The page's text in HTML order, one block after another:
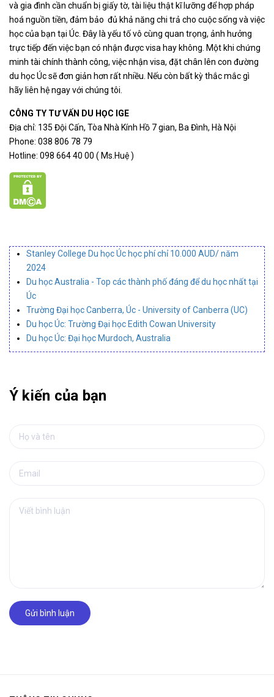
và gia đình cần chuẩn bị giấy tờ, tài liệu thật kĩ lưỡng để hợp pháp
hoá nguồn tiền, đảm bảo đủ khả năng chi trả cho cuộc sống và việc
học của bạn tại Úc. Đây là yếu tố vô cùng quan trọng, ảnh hưởng
trực tiếp đến việc bạn có nhận được visa hay không. Một khi chứng
minh tài chính thành công, việc nhận visa, đặt chân lên con đường
du học Úc sẽ đơn giản hơn rất nhiều. Nếu còn bất kỳ thắc mắc gì
hãy liên hệ ngay với chúng tôi.
CÔNG TY TƯ VẤN DU HỌC IGE
Địa chỉ: 135 Đội Cấn, Tòa Nhà Kính Hồ 7 gian, Ba Đình, Hà Nội
Phone: 038 806 78 79
Hotline: 098 664 40 00 ( Ms.Huệ )
Stanley College Du học Úc học phí chỉ 10.000 AUD/ năm
2024
Du học Australia - Top các thành phố đáng để du học nhất tại
Úc
Trường Đại học Canberra, Úc - University of Canberra (UC)
Du học Úc: Trường Đại học Edith Cowan University
Du học Úc: Đại học Murdoch, Australia
Ý kiến của bạn
Gửi bình luận